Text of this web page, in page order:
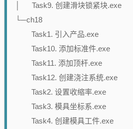
│ Task9. 创建滑块锁紧块.exe
└─ch18
Task1. 引入产品.exe
Task10. 添加标准件.exe
Task11. 添加顶杆.exe
Task12. 创建浇注系统.exe
Task2. 设置收缩率.exe
Task3. 模具坐标系.exe
Task4. 创建模具工件.exe